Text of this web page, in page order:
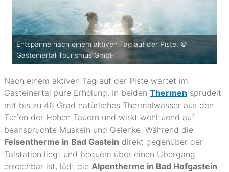
Entspanne nach einem aktiven Tag auf der Piste. ©
Gasteinertal Tourismus GmbH
Nach einem aktiven Tag auf der Piste wartet im
Gasteinertal pure Erholung. In beiden Thermen sprudelt
mit bis zu 46 Grad natürliches Thermalwasser aus den
Tiefen der Hohen Tauern und wirkt wohltuend auf
beanspruchte Muskeln und Gelenke. Während die
Felsentherme in Bad Gastein direkt gegenüber der
Talstation liegt und bequem über einen Übergang
erreichbar ist, lädt die Alpentherme in Bad Hofgastein